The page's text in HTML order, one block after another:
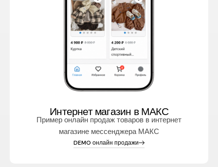
Интернет магазин в МАКС
Пример онлайн продаж товаров в интернет
магазине мессенджера МАКС
DEMO онлайн продажи